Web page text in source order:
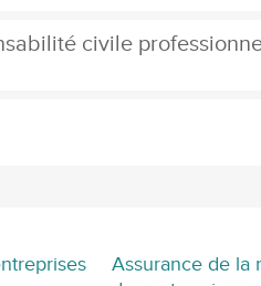
civile
Assurance de la